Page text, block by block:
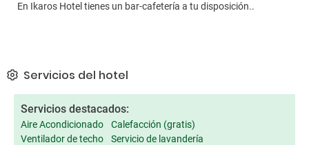
En Ikaros Hotel tienes un bar-cafetería a tu disposición..
Servicios del hotel
Servicios destacados:
Aire Acondicionado
Calefacción (gratis)
Ventilador de techo
Servicio de lavandería